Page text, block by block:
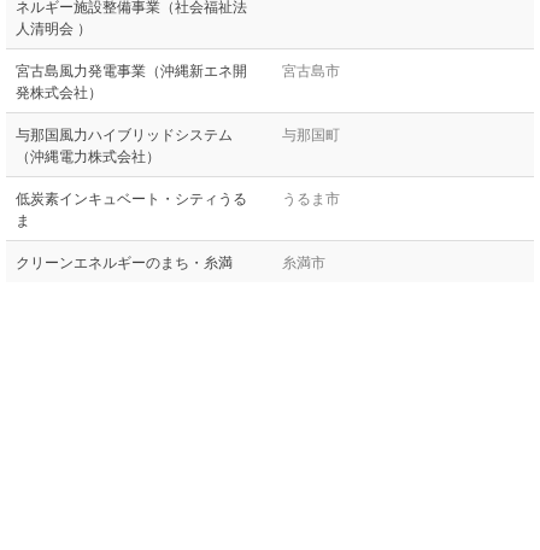
ネルギー施設整備事業（社会福祉法
人清明会 ）
宮古島風力発電事業（沖縄新エネ開
発株式会社）
宮古島市
与那国風力ハイブリッドシステム
（沖縄電力株式会社）
与那国町
低炭素インキュベート・シティうる
ま
うるま市
クリーンエネルギーのまち・糸満 糸満市